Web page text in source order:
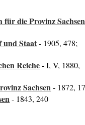
die Provinz Sachsen
und Staat- 1905, 478;
Reiche- I, V, 1880,
Sachsen- 1872,
- 1843, 240